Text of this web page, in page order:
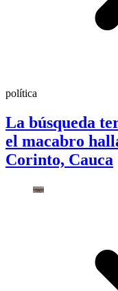
política
La búsqueda
el macabro
Corinto, Cauca